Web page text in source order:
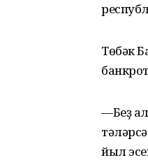
Төбәк
—Беҙ
йыл